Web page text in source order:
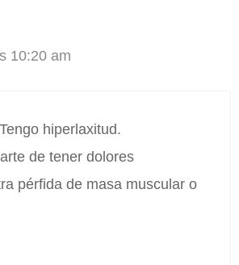
10:20 am
hiperlaxitud.
de tener dolores
pérfida de masa muscular o